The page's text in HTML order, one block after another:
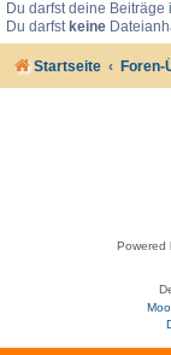
Du darfst deine Beiträge
Du darfst keine
Startseite
Powered